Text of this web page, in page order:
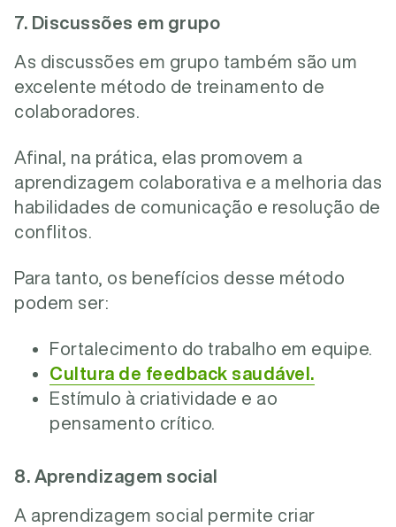
7. Discussões em grupo
As discussões em grupo também são um
excelente método de treinamento de
colaboradores.
Afinal, na prática, elas promovem a
aprendizagem colaborativa e a melhoria das
habilidades de comunicação e resolução de
conflitos.
Para tanto, os benefícios desse método
podem ser:
Fortalecimento do trabalho em equipe.
Cultura de feedback saudável.
Estímulo à criatividade e ao
pensamento crítico.
8. Aprendizagem social
A aprendizagem social permite criar